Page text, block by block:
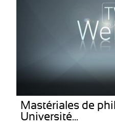
Mastériales de
Université...